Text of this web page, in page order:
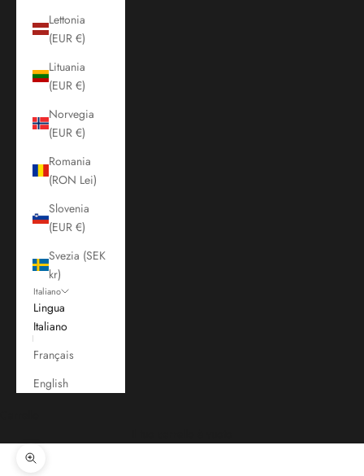
Lettonia
(EUR €)
Lituania
(EUR €)
Norvegia
(EUR €)
Romania
(RON Lei)
Slovenia
(EUR €)
Svezia (SEK
kr)
Italiano
Lingua
Italiano
Français
English
Ingrandisci immagine